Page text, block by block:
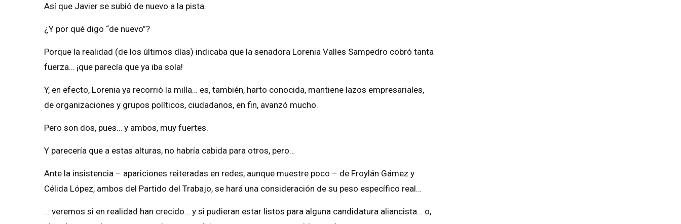
Así que Javier se subió de nuevo a la pista.
¿Y por qué digo “de nuevo”?
Porque la realidad (de los últimos días) indicaba que la senadora Lorenia Valles Sampedro cobró tanta
fuerza… ¡que parecía que ya iba sola!
Y, en efecto, Lorenia ya recorrió la milla… es, también, harto conocida, mantiene lazos empresariales,
de organizaciones y grupos políticos, ciudadanos, en fin, avanzó mucho.
Pero son dos, pues… y ambos, muy fuertes.
Y parecería que a estas alturas, no habría cabida para otros, pero…
Ante la insistencia – apariciones reiteradas en redes, aunque muestre poco – de Froylán Gámez y
Célida López, ambos del Partido del Trabajo, se hará una consideración de su peso específico real…
… veremos si en realidad han crecido… y si pudieran estar listos para alguna candidatura aliancista… o,